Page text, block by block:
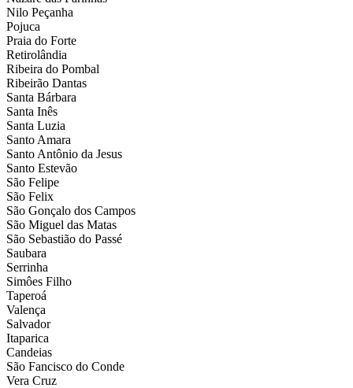
Nilo Peçanha
Pojuca
Praia do Forte
Retirolândia
Ribeira do Pombal
Ribeirão Dantas
Santa Bárbara
Santa Inês
Santa Luzia
Santo Amara
Santo Antônio da Jesus
Santo Estevão
São Felipe
São Felix
São Gonçalo dos Campos
São Miguel das Matas
São Sebastião do Passé
Saubara
Serrinha
Simôes Filho
Taperoá
Valença
Salvador
Itaparica
Candeias
São Fancisco do Conde
Vera Cruz